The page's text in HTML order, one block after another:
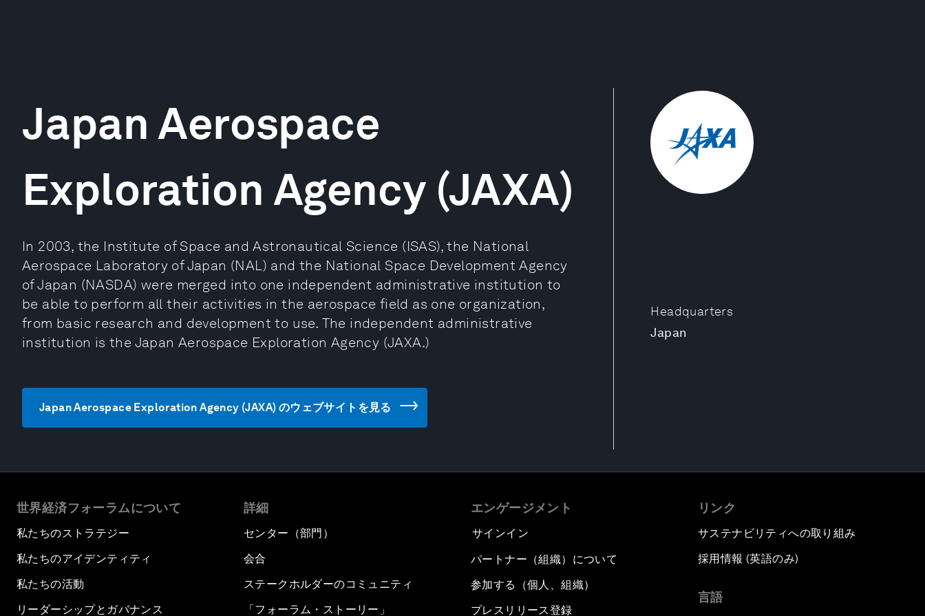
Headquarters
Japan
Japan Aerospace
Exploration Agency (JAXA)
In 2003, the Institute of Space and Astronautical Science (ISAS), the National
Aerospace Laboratory of Japan (NAL) and the National Space Development Agency
of Japan (NASDA) were merged into one independent administrative institution to
be able to perform all their activities in the aerospace field as one organization,
from basic research and development to use. The independent administrative
institution is the Japan Aerospace Exploration Agency (JAXA.)
Japan Aerospace Exploration Agency (JAXA) のウェブサイトを見る
世界経済フォーラムについて
私たちのストラテジー
私たちのアイデンティティ
私たちの活動
リーダーシップとガバナンス
詳細
センター（部門）
会合
ステークホルダーのコミュニティ
「フォーラム・ストーリー」
エンゲージメント
サインイン
パートナー（組織）について
参加する（個人、組織）
プレスリリース登録
リンク
サステナビリティへの取り組み
採用情報 (英語のみ)
言語